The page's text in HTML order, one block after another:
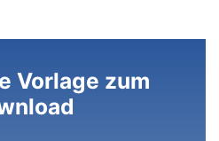
Vorlage zum